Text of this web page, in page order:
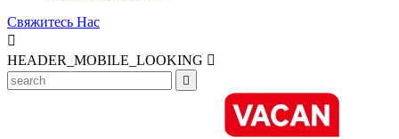
Свяжитесь Нас

HEADER_MOBILE_LOOKING 
